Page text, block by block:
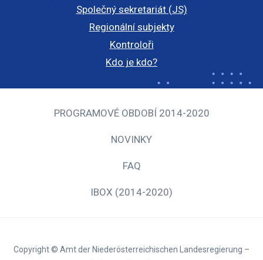
Společný sekretariát (JS)
Regionální subjekty
Kontroloři
Kdo je kdo?
PROGRAMOVÉ OBDOBÍ 2014-2020
NOVINKY
FAQ
IBOX (2014-2020)
Copyright © Amt der Niederösterreichischen Landesregierung –